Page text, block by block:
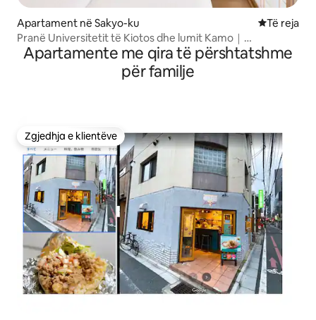
Apartament në Sakyo-ku
Të reja
Pranë Universitetit të Kiotos dhe lumit Kamo｜
Apartament me dy krevate tekë・Hapësirë pune
Apartamente me qira të përshtatshme
për familje
Zgjedhja e klientëve
Zgjedhja e klientëve